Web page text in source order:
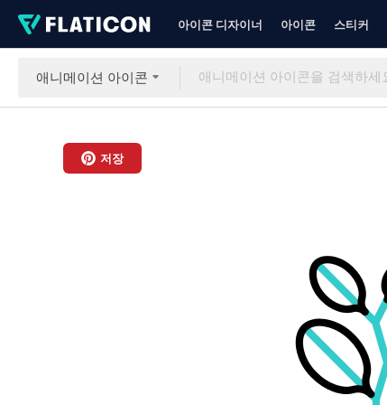
아이콘 디자이너 아이콘 스티커
애니메이션 아이콘
저장